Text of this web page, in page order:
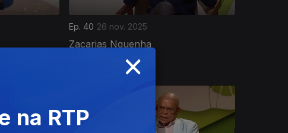
Ep. 40 26 nov. 2025
Zacarias Nguenha
×
na RTP